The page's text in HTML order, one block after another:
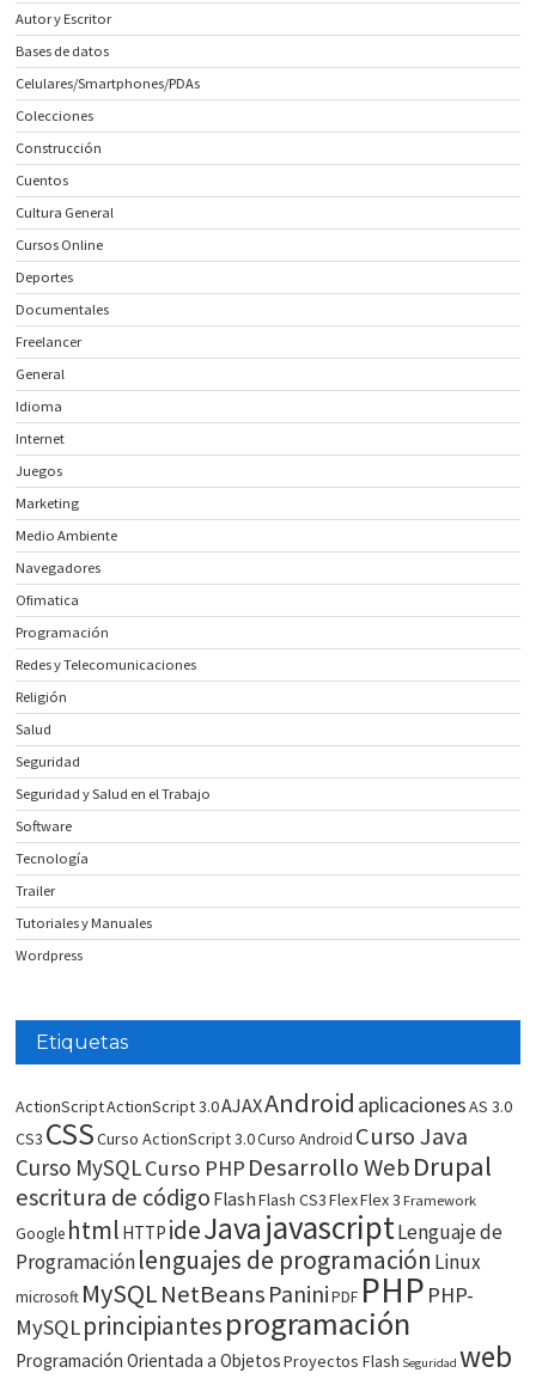
Autor y Escritor
Bases de datos
Celulares/Smartphones/PDAs
Colecciones
Construcción
Cuentos
Cultura General
Cursos Online
Deportes
Documentales
Freelancer
General
Idioma
Internet
Juegos
Marketing
Medio Ambiente
Navegadores
Ofimatica
Programación
Redes y Telecomunicaciones
Religión
Salud
Seguridad
Seguridad y Salud en el Trabajo
Software
Tecnología
Trailer
Tutoriales y Manuales
Wordpress
Etiquetas
ActionScriptActionScript 3.0AJAXAndroid aplicacionesAS 3.0
CS3 CSSCurso ActionScript 3.0Curso Android Curso Java
Curso MySQLCurso PHP Desarrollo WebDrupal
escritura de código FlashFlash CS3FlexFlex 3 Framework
Google html HTTP ideJavajavascriptLenguaje de
Programaciónlenguajes de programación Linux
microsoft MySQLNetBeans Panini PDF PHP PHP-
MySQLprincipiantesprogramación
Programación Orientada a ObjetosProyectos Flash Seguridad web